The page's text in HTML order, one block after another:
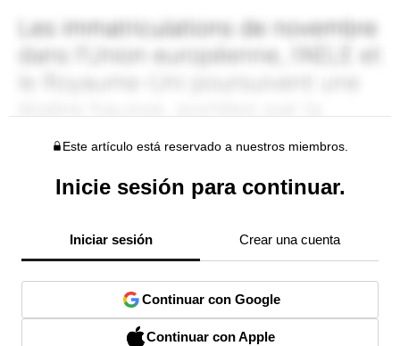
Este artículo está reservado a nuestros miembros.
Inicie sesión para continuar.
Iniciar sesión Crear una cuenta
Continuar con Google
Continuar con Apple